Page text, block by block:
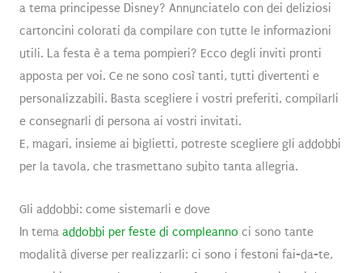
a tema principesse Disney? Annunciatelo con dei deliziosi
cartoncini colorati da compilare con tutte le informazioni
utili. La festa è a tema pompieri? Ecco degli inviti pronti
apposta per voi. Ce ne sono così tanti, tutti divertenti e
personalizzabili. Basta scegliere i vostri preferiti, compilarli
e consegnarli di persona ai vostri invitati.
E, magari, insieme ai biglietti, potreste scegliere gli addobbi
per la tavola, che trasmettano subito tanta allegria.
Gli addobbi: come sistemarli e dove
In tema addobbi per feste di compleanno ci sono tante
modalità diverse per realizzarli: ci sono i festoni fai-da-te,